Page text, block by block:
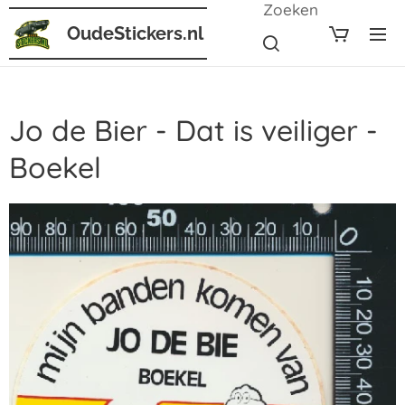
OudeStickers.nl
Zoeken
Jo de Bier - Dat is veiliger -
Boekel